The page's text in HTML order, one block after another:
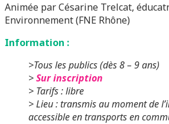
Animée par Césarine Trelcat,
Environnement (FNE Rhône)
Information :
>Tous les publics (dès 8 – 9 ans)
>Sur inscription
> Tarifs : libre
> Lieu : transmis au moment de
accessible en transports en